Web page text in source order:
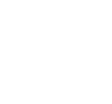
serwisu